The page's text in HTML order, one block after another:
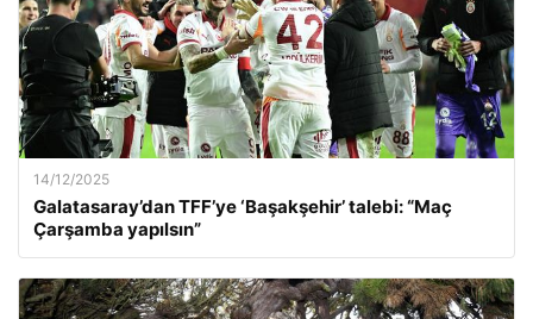
14/12/2025
Galatasaray’dan TFF’ye ‘Başakşehir’ talebi: “Maç
Çarşamba yapılsın”